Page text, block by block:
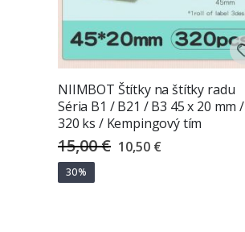
NIIMBOT Štítky na štítky radu
Séria B1 / B21 / B3 45 x 20 mm /
320 ks / Kempingový tím
15,00 € Special
Price
10,50 €
30%